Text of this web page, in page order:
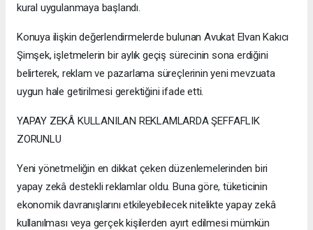
kural uygulanmaya başlandı.
Konuya ilişkin değerlendirmelerde bulunan Avukat Elvan Kakıcı
Şimşek, işletmelerin bir aylık geçiş sürecinin sona erdiğini
belirterek, reklam ve pazarlama süreçlerinin yeni mevzuata
uygun hale getirilmesi gerektiğini ifade etti.
YAPAY ZEKÂ KULLANILAN REKLAMLARDA ŞEFFAFLIK
ZORUNLU
Yeni yönetmeliğin en dikkat çeken düzenlemelerinden biri
yapay zekâ destekli reklamlar oldu. Buna göre, tüketicinin
ekonomik davranışlarını etkileyebilecek nitelikte yapay zekâ
kullanılması veya gerçek kişilerden ayırt edilmesi mümkün